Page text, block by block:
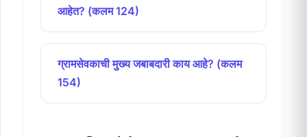
आहेत? (कलम 124)
ग्रामसेवकाची मुख्य जबाबदारी काय आहे? (कलम
154)